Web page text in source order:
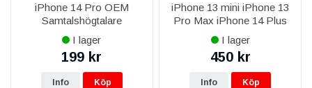
iPhone 14 Pro OEM
Samtalshögtalare
I lager
199 kr
Info Köp
iPhone 13 mini iPhone 13
Pro Max iPhone 14 Plus
iPhone 14 Pro Max iPhone
15 Plus iPhone 15 Pro Max
iPhone 16 Plus iPhone 16
Pro
I lager
450 kr
Info Köp